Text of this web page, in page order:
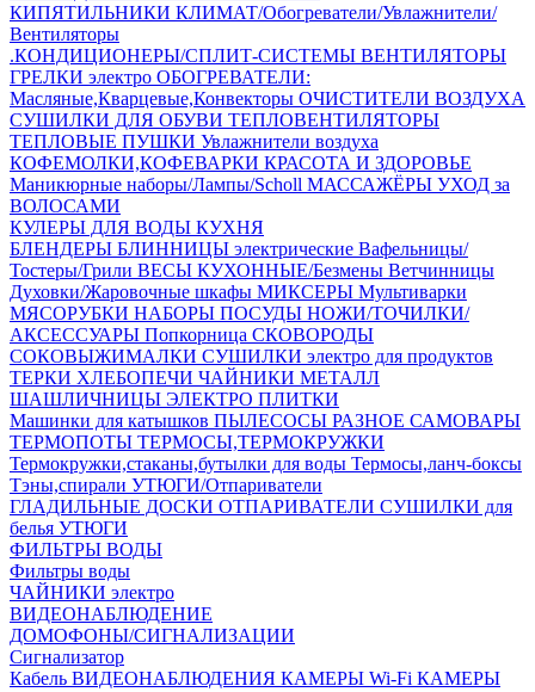
КИПЯТИЛЬНИКИ КЛИМАТ/Обогреватели/Увлажнители/
Вентиляторы
.КОНДИЦИОНЕРЫ/СПЛИТ-СИСТЕМЫ ВЕНТИЛЯТОРЫ
ГРЕЛКИ электро ОБОГРЕВАТЕЛИ:
Масляные,Кварцевые,Конвекторы ОЧИСТИТЕЛИ ВОЗДУХА
СУШИЛКИ ДЛЯ ОБУВИ ТЕПЛОВЕНТИЛЯТОРЫ
ТЕПЛОВЫЕ ПУШКИ Увлажнители воздуха
КОФЕМОЛКИ,КОФЕВАРКИ КРАСОТА И ЗДОРОВЬЕ
Маникюрные наборы/Лампы/Scholl МАССАЖЁРЫ УХОД за
ВОЛОСАМИ
КУЛЕРЫ ДЛЯ ВОДЫ КУХНЯ
БЛЕНДЕРЫ БЛИННИЦЫ электрические Вафельницы/
Тостеры/Грили ВЕСЫ КУХОННЫЕ/Безмены Ветчинницы
Духовки/Жаровочные шкафы МИКСЕРЫ Мультиварки
МЯСОРУБКИ НАБОРЫ ПОСУДЫ НОЖИ/ТОЧИЛКИ/
АКСЕССУАРЫ Попкорница СКОВОРОДЫ
СОКОВЫЖИМАЛКИ СУШИЛКИ электро для продуктов
ТЕРКИ ХЛЕБОПЕЧИ ЧАЙНИКИ МЕТАЛЛ
ШАШЛИЧНИЦЫ ЭЛЕКТРО ПЛИТКИ
Машинки для катышков ПЫЛЕСОСЫ РАЗНОЕ САМОВАРЫ
ТЕРМОПОТЫ ТЕРМОСЫ,ТЕРМОКРУЖКИ
Термокружки,стаканы,бутылки для воды Термосы,ланч-боксы
Тэны,спирали УТЮГИ/Отпариватели
ГЛАДИЛЬНЫЕ ДОСКИ ОТПАРИВАТЕЛИ СУШИЛКИ для
белья УТЮГИ
ФИЛЬТРЫ ВОДЫ
Фильтры воды
ЧАЙНИКИ электро
ВИДЕОНАБЛЮДЕНИЕ
ДОМОФОНЫ/СИГНАЛИЗАЦИИ
Сигнализатор
Кабель ВИДЕОНАБЛЮДЕНИЯ КАМЕРЫ Wi-Fi КАМЕРЫ